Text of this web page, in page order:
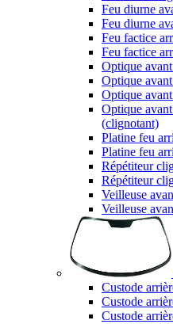
Feu diurne
Feu diurne
Feu factice
Feu factice
Optique
Optique
Optique
Optique
(clignotant)
Platine feu
Platine feu
Répétiteur
Répétiteur
Veilleuse
Veilleuse
Custode
Custode
Custode